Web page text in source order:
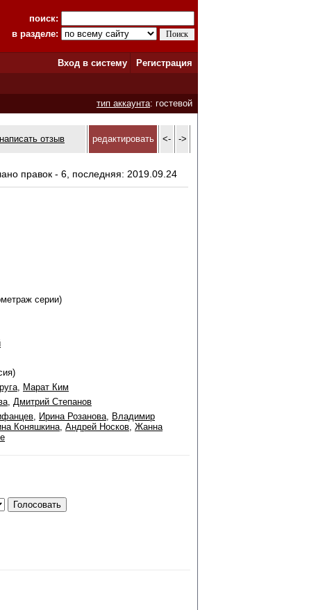
поиск:
в разделе:
Вход в систему
Регистрация
тип аккаунта: гостевой
написать отзыв редактировать <- ->
правок - 6, последняя: 2019.09.24
серии)
, Марат Ким
, Дмитрий Степанов
, Ирина Розанова, Владимир
Коняшкина, Андрей Носков, Жанна